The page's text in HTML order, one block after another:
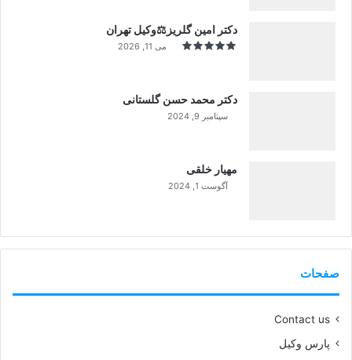
دکتر امین گلریز⚖️وکیل تهران
می 11, 2026
دکتر محمد حسن گلستانی
سپتامبر 9, 2024
مهیار خلقی
آگوست 1, 2024
صفحات
Contact us
پارس وکیل